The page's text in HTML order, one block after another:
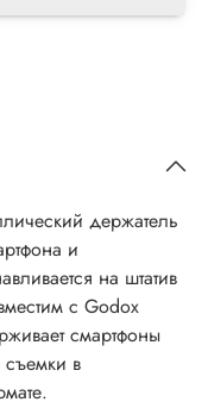
держатель
и
на штатив
с Godox
смартфоны
в